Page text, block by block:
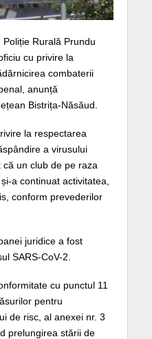
Rurală Prundu
cu privire la
combaterii
anunță
Bistrița-Năsăud.
la respectarea
a virusului
că un club de pe raza
a continuat activitatea,
conform prevederilor
juridice a fost
SARS-CoV-2.
cu punctul 11
pentru
de risc, al anexei nr. 3
prelungirea stării de